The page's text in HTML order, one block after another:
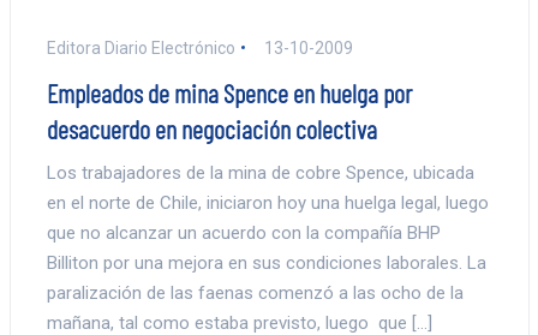
Editora Diario Electrónico 13-10-2009
Empleados de mina Spence en huelga por
desacuerdo en negociación colectiva
Los trabajadores de la mina de cobre Spence, ubicada
en el norte de Chile, iniciaron hoy una huelga legal, luego
que no alcanzar un acuerdo con la compañía BHP
Billiton por una mejora en sus condiciones laborales. La
paralización de las faenas comenzó a las ocho de la
mañana, tal como estaba previsto, luego que […]